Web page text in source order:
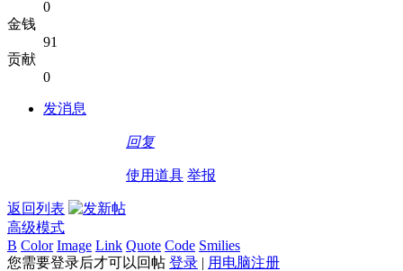
0
金钱
91
贡献
0
发消息
回复
使用道具 举报
返回列表
高级模式
B Color Image Link Quote Code Smilies
您需要登录后才可以回帖 登录 | 用电脑注册